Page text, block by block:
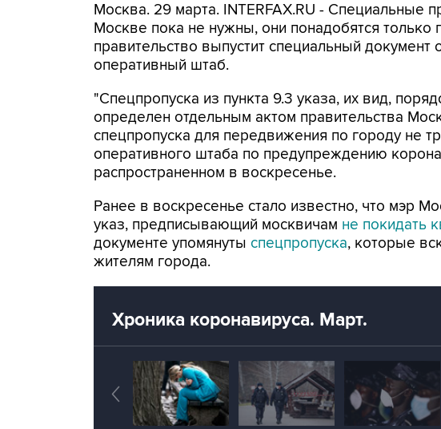
Москва. 29 марта. INTERFAX.RU - Специальные
Москве пока не нужны, они понадобятся только
правительство выпустит специальный
оперативный штаб.
"Спецпропуска из пункта 9.3 указа, их вид,
определен отдельным актом правительства
спецпропуска для передвижения по городу не
оперативного штаба по предупреждению
распространенном в воскресенье.
Ранее в воскресенье стало известно, что мэр
указ, предписывающий москвичам не покидать
документе упомянуты спецпропуска, которые
жителям города.
Хроника коронавируса. Март.